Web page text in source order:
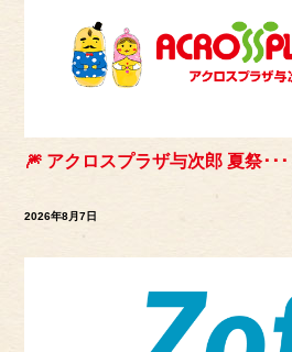
🎆 アクロスプラザ与次郎 夏祭･･･
2026年8月7日